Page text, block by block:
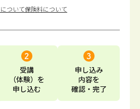
ついて保険料について
受講
（体験） を
申し込む
申し込み
内容を
確認・完了